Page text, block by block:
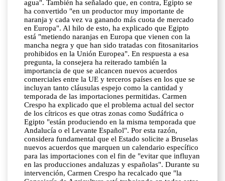
agua". También ha señalado que, en contra, Egipto se
ha convertido "en un productor muy importante de
naranja y cada vez va ganando más cuota de mercado
en Europa". Al hilo de esto, ha explicado que Egipto
está "metiendo naranjas en Europa que vienen con la
mancha negra y que han sido tratadas con fitosanitarios
prohibidos en la Unión Europea". En respuesta a esa
pregunta, la consejera ha reiterado también la
importancia de que se alcancen nuevos acuerdos
comerciales entre la UE y terceros países en los que se
incluyan tanto cláusulas espejo como la cantidad y
temporada de las importaciones permitidas. Carmen
Crespo ha explicado que el problema actual del sector
de los cítricos es que otras zonas como Sudáfrica o
Egipto "están produciendo en la misma temporada que
Andalucía o el Levante Español". Por esta razón,
considera fundamental que el Estado solicite a Bruselas
nuevos acuerdos que marquen un calendario específico
para las importaciones con el fin de "evitar que influyan
en las producciones andaluzas y españolas". Durante su
intervención, Carmen Crespo ha recalcado que "la